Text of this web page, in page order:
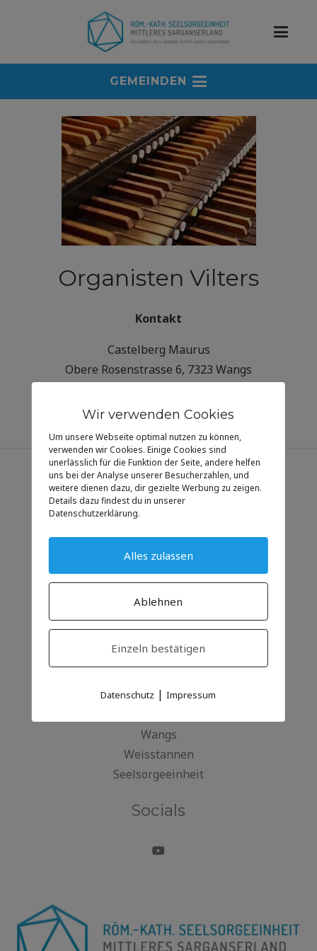
GEMEINDEN
Organisten Vilters
Kontakt
Castelberg Maurus
Obere Rosenstrasse 6, 7323 Wangs
maurus.castelberg@protonmail.com
Informationen
Gottesdienste
Impressum
Datenschutz
Kontakte
Heiligkreuz
Sargans
Wangs
Weisstannen
Seelsorgeeinheit
Socials
Wir verwenden Cookies
Um unsere Webseite optimal nutzen zu können,
verwenden wir Cookies. Einige Cookies sind
unerlässlich für die Funktion der Seite, andere helfen
uns bei der Analyse unserer Besucherzahlen, und
weitere dienen dazu, dir gezielte Werbung zu zeigen.
Details dazu findest du in unserer
Datenschutzerklärung.
Alles zulassen
Ablehnen
Einzeln bestätigen
Datenschutz |Impressum